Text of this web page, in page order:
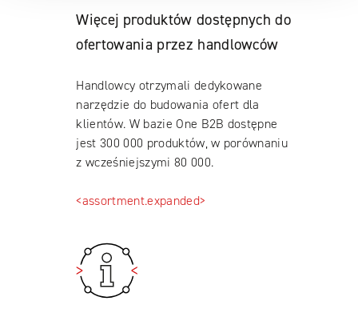
Więcej produktów dostępnych do
ofertowania przez handlowców
Handlowcy otrzymali dedykowane
narzędzie do budowania ofert dla
klientów. W bazie One B2B dostępne
jest 300 000 produktów, w porównaniu
z wcześniejszymi 80 000.
<assortment.expanded>